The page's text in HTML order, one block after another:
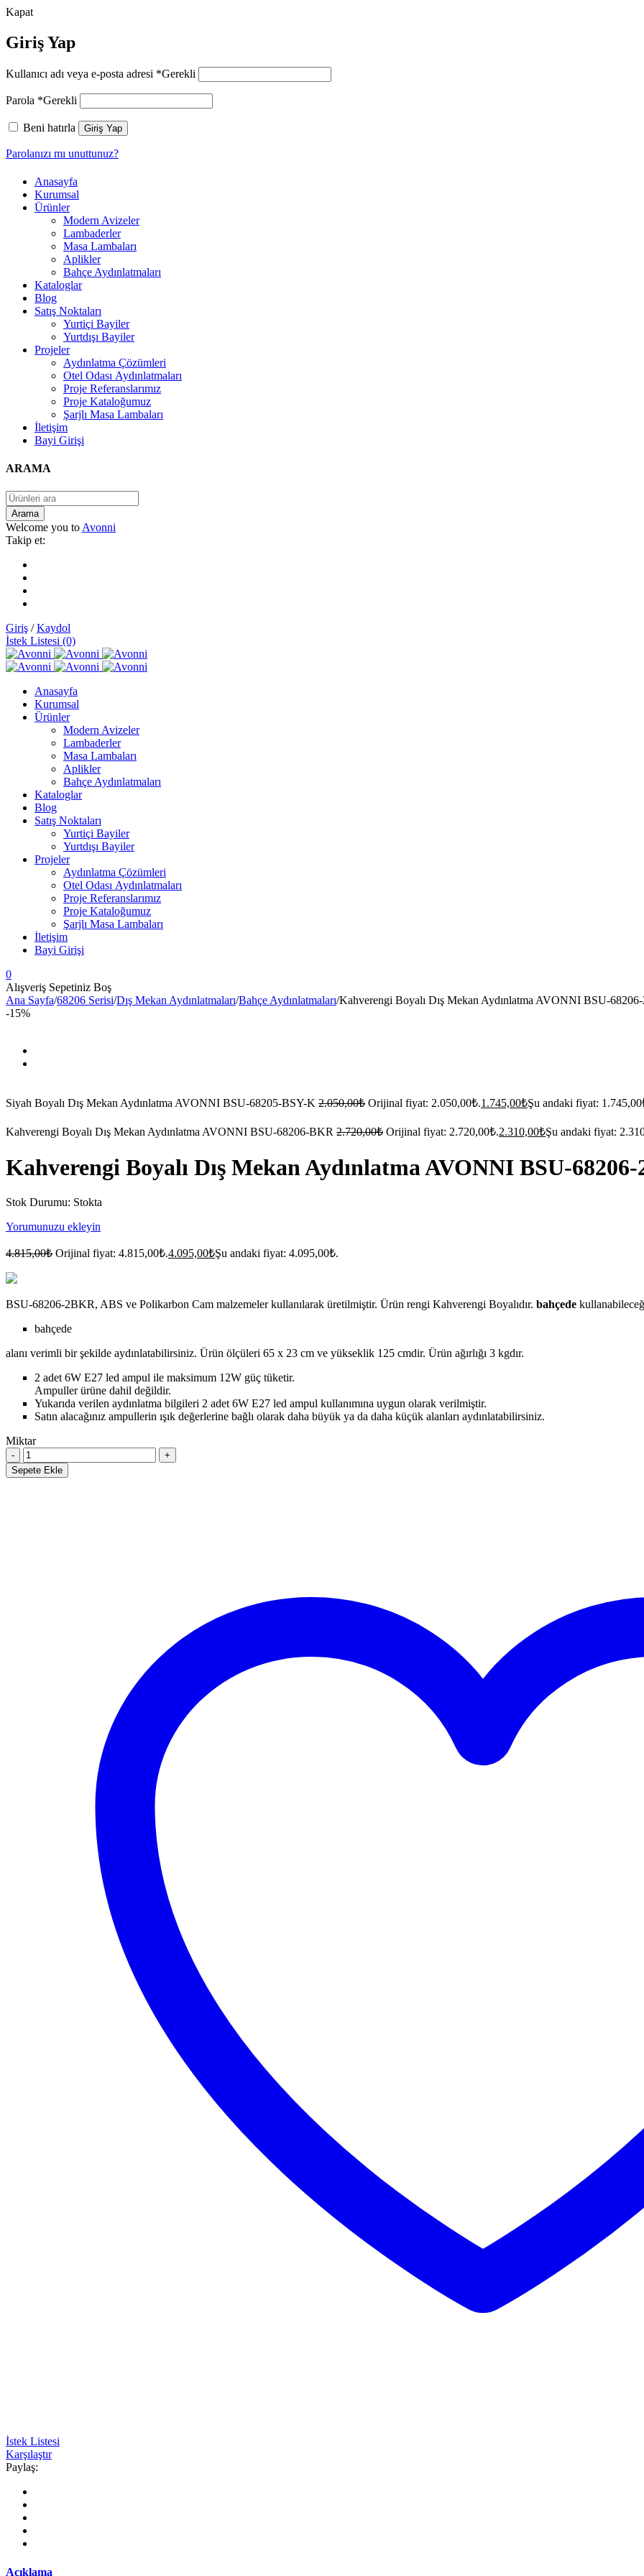
Kapat
Giriş Yap
Kullanıcı adı veya e-posta adresi *Gerekli
Parola *Gerekli
Beni hatırla Giriş Yap
Parolanızı mı unuttunuz?
Anasayfa
Kurumsal
Ürünler
Modern Avizeler
Lambaderler
Masa Lambaları
Aplikler
Bahçe Aydınlatmaları
Kataloglar
Blog
Satış Noktaları
Yurtiçi Bayiler
Yurtdışı Bayiler
Projeler
Aydınlatma Çözümleri
Otel Odası Aydınlatmaları
Proje Referanslarımız
Proje Kataloğumuz
Şarjlı Masa Lambaları
İletişim
Bayi Girişi
ARAMA
Welcome you to Avonni
Takip et:
Giriş /Kaydol
İstek Listesi (0)
Anasayfa
Kurumsal
Ürünler
Modern Avizeler
Lambaderler
Masa Lambaları
Aplikler
Bahçe Aydınlatmaları
Kataloglar
Blog
Satış Noktaları
Yurtiçi Bayiler
Yurtdışı Bayiler
Projeler
Aydınlatma Çözümleri
Otel Odası Aydınlatmaları
Proje Referanslarımız
Proje Kataloğumuz
Şarjlı Masa Lambaları
İletişim
Bayi Girişi
0
Alışveriş Sepetiniz Boş
Ana Sayfa/68206 Serisi/Dış Mekan Aydınlatmaları/Bahçe Aydınlatmaları/Kahverengi Boyalı Dış Mekan Aydınlatma AVONNI BSU-
-15%
Siyah Boyalı Dış Mekan Aydınlatma AVONNI BSU-68205-BSY-K 2.050,00₺ Orijinal fiyat: 2.050,00₺.1.745,00₺Şu andaki fiyat:
Kahverengi Boyalı Dış Mekan Aydınlatma AVONNI BSU-68206-BKR 2.720,00₺ Orijinal fiyat: 2.720,00₺.2.310,00₺Şu andaki fiyat:
Kahverengi Boyalı Dış Mekan Aydınlatma AVONNI BSU-
Stok Durumu: Stokta
Yorumunuzu ekleyin
4.815,00₺ Orijinal fiyat: 4.815,00₺.4.095,00₺Şu andaki fiyat: 4.095,00₺.
BSU-68206-2BKR, ABS ve Polikarbon Cam malzemeler kullanılarak üretilmiştir. Ürün rengi Kahverengi Boyalıdır. bahçede
bahçede
alanı verimli bir şekilde aydınlatabilirsiniz. Ürün ölçüleri 65 x 23 cm ve yükseklik 125 cmdir. Ürün ağırlığı 3 kgdır.
2 adet 6W E27 led ampul ile maksimum 12W güç tüketir.
Ampuller ürüne dahil değildir.
Yukarıda verilen aydınlatma bilgileri 2 adet 6W E27 led ampul kullanımına uygun olarak verilmiştir.
Satın alacağınız ampullerin ışık değerlerine bağlı olarak daha büyük ya da daha küçük alanları aydınlatabilirsiniz.
Miktar
Sepete Ekle
İstek Listesi
Karşılaştır
Paylaş:
Açıklama